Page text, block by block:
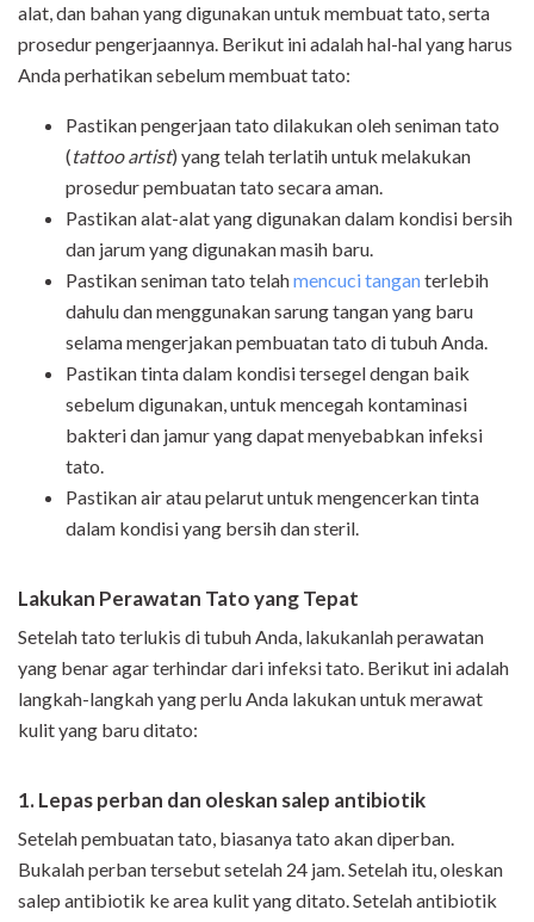
alat, dan bahan yang digunakan untuk membuat tato, serta
prosedur pengerjaannya. Berikut ini adalah hal-hal yang harus
Anda perhatikan sebelum membuat tato:
Pastikan pengerjaan tato dilakukan oleh seniman tato
(tattoo artist) yang telah terlatih untuk melakukan
prosedur pembuatan tato secara aman.
Pastikan alat-alat yang digunakan dalam kondisi bersih
dan jarum yang digunakan masih baru.
Pastikan seniman tato telahmencuci tanganterlebih
dahulu dan menggunakan sarung tangan yang baru
selama mengerjakan pembuatan tato di tubuh Anda.
Pastikan tinta dalam kondisi tersegel dengan baik
sebelum digunakan, untuk mencegah kontaminasi
bakteri dan jamur yang dapat menyebabkan infeksi
tato.
Pastikan air atau pelarut untuk mengencerkan tinta
dalam kondisi yang bersih dan steril.
Lakukan Perawatan Tato yang Tepat
Setelah tato terlukis di tubuh Anda, lakukanlah perawatan
yang benar agar terhindar dari infeksi tato. Berikut ini adalah
langkah-langkah yang perlu Anda lakukan untuk merawat
kulit yang baru ditato:
1. Lepas perban dan oleskan salep antibiotik
Setelah pembuatan tato, biasanya tato akan diperban.
Bukalah perban tersebut setelah 24 jam. Setelah itu, oleskan
salep antibiotik ke area kulit yang ditato. Setelah antibiotik